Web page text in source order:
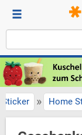
Sticker » Home